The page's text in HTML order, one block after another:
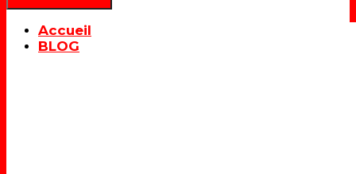
Accueil
BLOG